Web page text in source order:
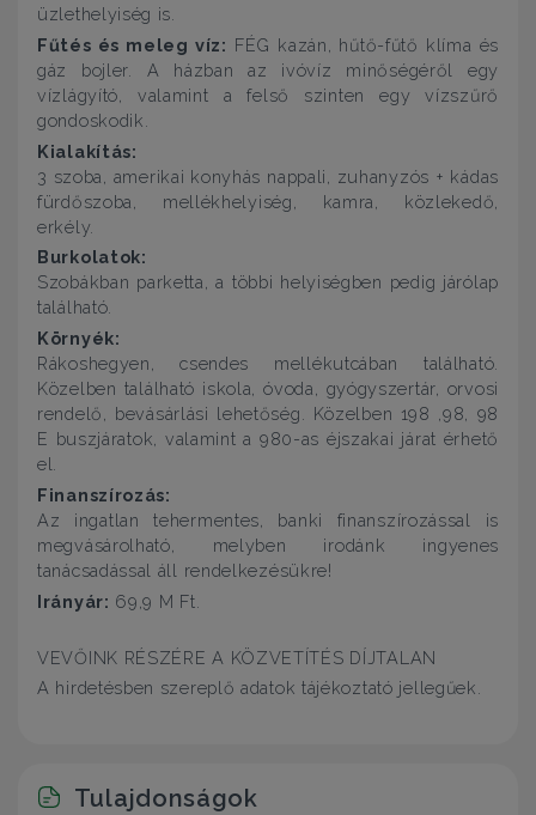
üzlethelyiség is.
Fűtés és meleg víz: FÉG kazán, hűtő-fűtő klíma és
gáz bojler. A házban az ivóvíz minőségéről egy
vízlágyító, valamint a felső szinten egy vízszűrő
gondoskodik.
Kialakítás:
3 szoba, amerikai konyhás nappali, zuhanyzós + kádas
fürdőszoba, mellékhelyiség, kamra, közlekedő,
erkély.
Burkolatok:
Szobákban parketta, a többi helyiségben pedig járólap
található.
Környék:
Rákoshegyen, csendes mellékutcában található.
Közelben található iskola, óvoda, gyógyszertár, orvosi
rendelő, bevásárlási lehetőség. Közelben 198 ,98, 98
E buszjáratok, valamint a 980-as éjszakai járat érhető
el.
Finanszírozás:
Az ingatlan tehermentes, banki finanszírozással is
megvásárolható, melyben irodánk ingyenes
tanácsadással áll rendelkezésükre!
Irányár: 69,9 M Ft.
VEVŐINK RÉSZÉRE A KÖZVETÍTÉS DÍJTALAN
A hirdetésben szereplő adatok tájékoztató jellegűek.
Tulajdonságok